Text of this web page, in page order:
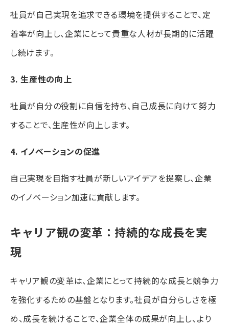
社員が自己実現を追求できる環境を提供することで、定
着率が向上し、企業にとって貴重な人材が長期的に活躍
し続けます。
3. 生産性の向上
社員が自分の役割に自信を持ち、自己成長に向けて努力
することで、生産性が向上します。
4. イノベーションの促進
自己実現を目指す社員が新しいアイデアを提案し、企業
のイノベーション加速に貢献します。
キャリア観の変革：持続的な成長を実
現
キャリア観の変革は、企業にとって持続的な成長と競争力
を強化するための基盤となります。社員が自分らしさを極
め、成長を続けることで、企業全体の成果が向上し、より